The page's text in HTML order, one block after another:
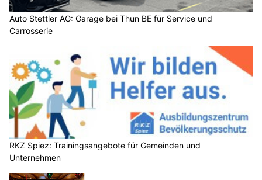
Auto Stettler AG: Garage bei Thun BE für Service und
Carrosserie
RKZ Spiez: Trainingsangebote für Gemeinden und
Unternehmen